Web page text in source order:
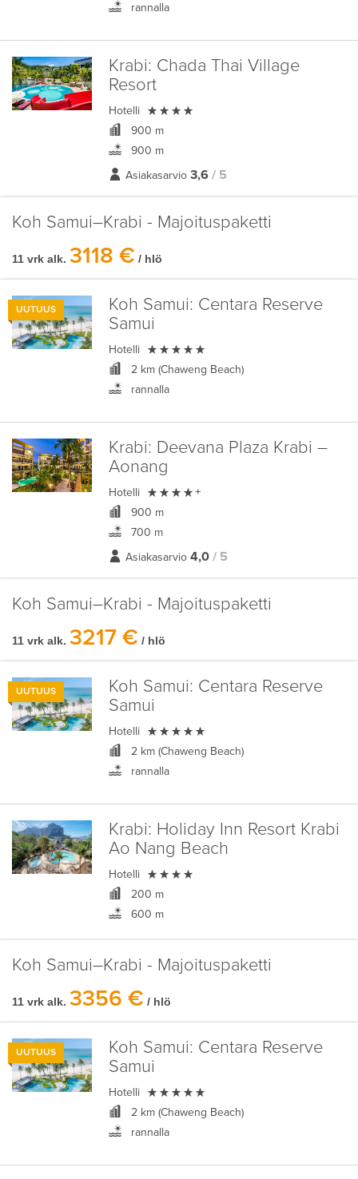
rannalla
Krabi: Chada Thai Village
Resort
Hotelli 
900 m
900 m
Asiakasarvio 3,6 / 5
Koh Samui–Krabi - Majoituspaketti
11 vrk alk. 3118 € / hlö
UUTUUS Koh Samui: Centara Reserve
Samui
Hotelli 
2 km (Chaweng Beach)
rannalla
Krabi: Deevana Plaza Krabi –
Aonang
Hotelli  +
900 m
700 m
Asiakasarvio 4,0 / 5
Koh Samui–Krabi - Majoituspaketti
11 vrk alk. 3217 € / hlö
UUTUUS Koh Samui: Centara Reserve
Samui
Hotelli 
2 km (Chaweng Beach)
rannalla
Krabi: Holiday Inn Resort Krabi
Ao Nang Beach
Hotelli 
200 m
600 m
Koh Samui–Krabi - Majoituspaketti
11 vrk alk. 3356 € / hlö
UUTUUS Koh Samui: Centara Reserve
Samui
Hotelli 
2 km (Chaweng Beach)
rannalla